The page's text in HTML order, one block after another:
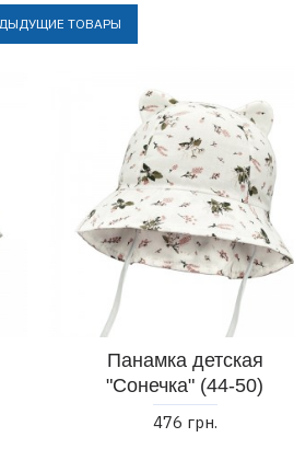
ТОВАРЫ
Панамка детская
"Сонечка" (44-50)
476 грн.